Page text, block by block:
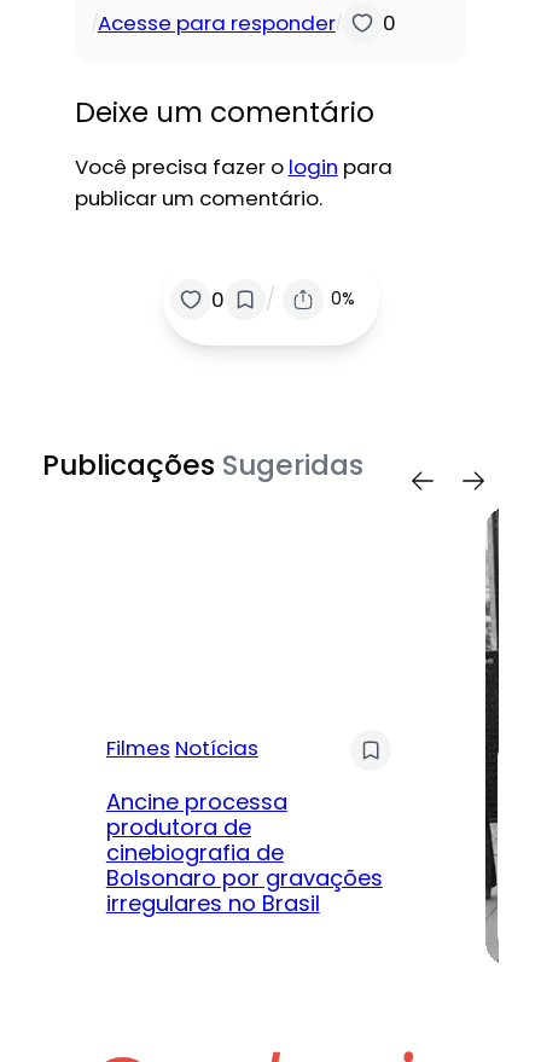
/Acesse para responder/ 0
Deixe um comentário
Você precisa fazer o login para
publicar um comentário.
0 / 0%
Publicações Sugeridas
Filmes Notícias
Ancine processa
produtora de
cinebiografia de
Bolsonaro por gravações
irregulares no Brasil